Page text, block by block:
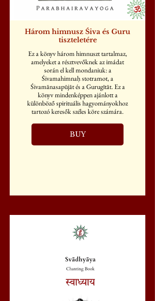
Három himnusz Śiva és Guru
tiszteletére
Ez a könyv három himnuszt tartalmaz,
amelyeket a résztvevőknek az imádat
során el kell mondaniuk: a
Śivamahimnaḥ stotramot, a
Śivamānasapūjāt és a Gurugītāt. Ez a
könyv mindenképpen ajánlott a
különböző spirituális hagyományokhoz
tartozó keresők széles köre számára.
BUY